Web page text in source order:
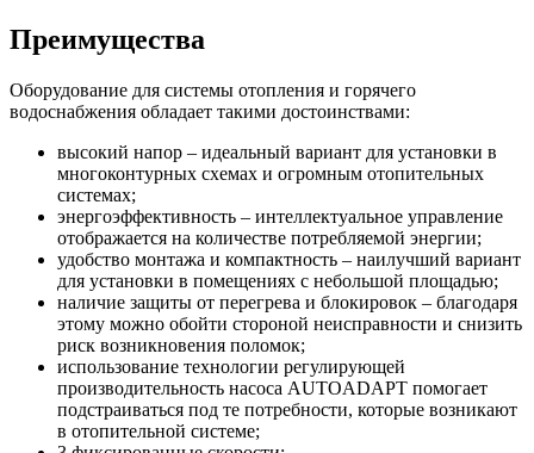
Преимущества
Оборудование для системы отопления и горячего
водоснабжения обладает такими достоинствами:
высокий напор – идеальный вариант для установки в
многоконтурных схемах и огромным отопительных
системах;
энергоэффективность – интеллектуальное управление
отображается на количестве потребляемой энергии;
удобство монтажа и компактность – наилучший вариант
для установки в помещениях с небольшой площадью;
наличие защиты от перегрева и блокировок – благодаря
этому можно обойти стороной неисправности и снизить
риск возникновения поломок;
использование технологии регулирующей
производительность насоса AUTOADAPT помогает
подстраиваться под те потребности, которые возникают
в отопительной системе;